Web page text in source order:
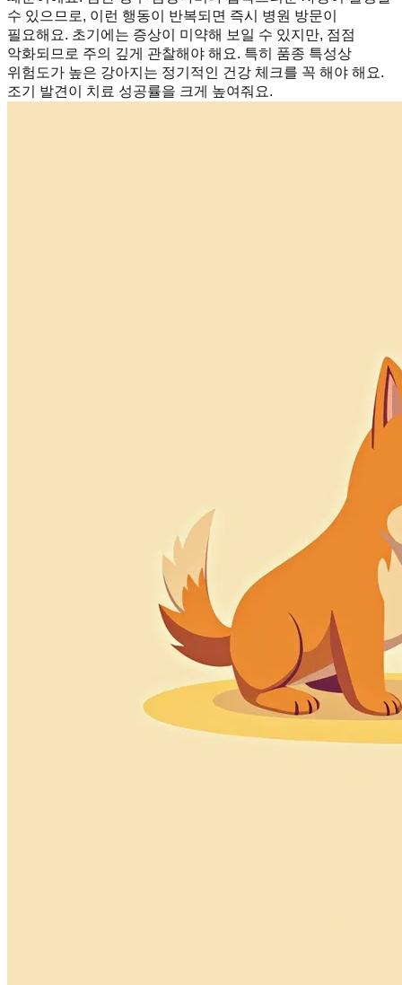
수 있으므로, 이런 행동이 반복되면 즉시 병원 방문이
필요해요. 초기에는 증상이 미약해 보일 수 있지만, 점점
악화되므로 주의 깊게 관찰해야 해요. 특히 품종 특성상
위험도가 높은 강아지는 정기적인 건강 체크를 꼭 해야 해요.
조기 발견이 치료 성공률을 크게 높여줘요.